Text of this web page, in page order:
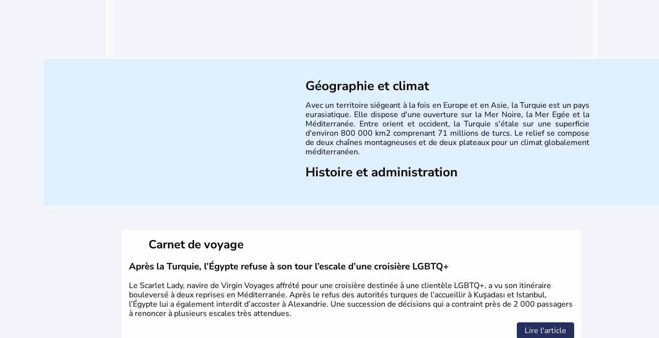
Géographie et climat
Avec un territoire siégeant à la fois en Europe et en Asie, la Turquie est un pays
eurasiatique. Elle dispose d'une ouverture sur la Mer Noire, la Mer Egée et la
Méditerranée. Entre orient et occident, la Turquie s'étale sur une superficie
d'environ 800 000 km2 comprenant 71 millions de turcs. Le relief se compose
de deux chaînes montagneuses et de deux plateaux pour un climat globalement
méditerranéen.
Histoire et administration
Carnet de voyage
Après la Turquie, l’Égypte refuse à son tour l’escale d’une croisière LGBTQ+
Le Scarlet Lady, navire de Virgin Voyages affrété pour une croisière destinée à une clientèle LGBTQ+, a vu son itinéraire
bouleversé à deux reprises en Méditerranée. Après le refus des autorités turques de l’accueillir à Kuşadası et Istanbul,
l’Égypte lui a également interdit d’accoster à Alexandrie. Une succession de décisions qui a contraint près de 2 000 passagers
à renoncer à plusieurs escales très attendues.
Lire l'article